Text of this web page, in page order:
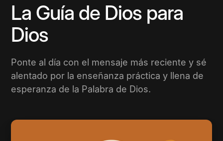
La Guía de Dios para
Dios
Ponte al día con el mensaje más reciente y sé
alentado por la enseñanza práctica y llena de
esperanza de la Palabra de Dios.